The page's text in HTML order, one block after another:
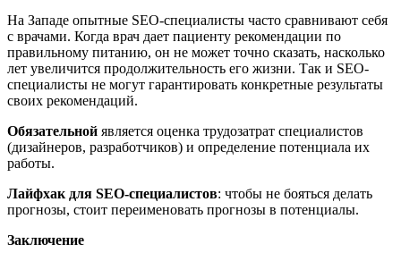
На Западе опытные SEO-специалисты часто сравнивают себя
с врачами. Когда врач дает пациенту рекомендации по
правильному питанию, он не может точно сказать, насколько
лет увеличится продолжительность его жизни. Так и SEO-
специалисты не могут гарантировать конкретные результаты
своих рекомендаций.
Обязательной является оценка трудозатрат специалистов
(дизайнеров, разработчиков) и определение потенциала их
работы.
Лайфхак для SEO-специалистов: чтобы не бояться делать
прогнозы, стоит переименовать прогнозы в потенциалы.
Заключение